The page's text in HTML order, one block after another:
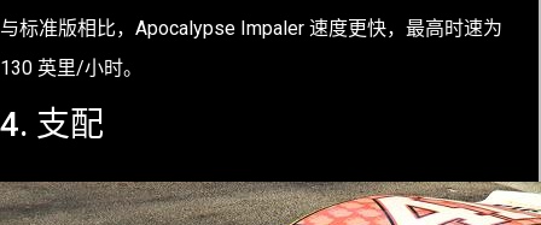
与标准版相比，Apocalypse Impaler 速度更快，最高时速为
130 英里/小时。
4. 支配